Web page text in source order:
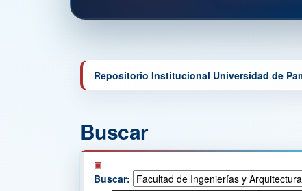
Repositorio Institucional Universidad de
Buscar
Buscar: